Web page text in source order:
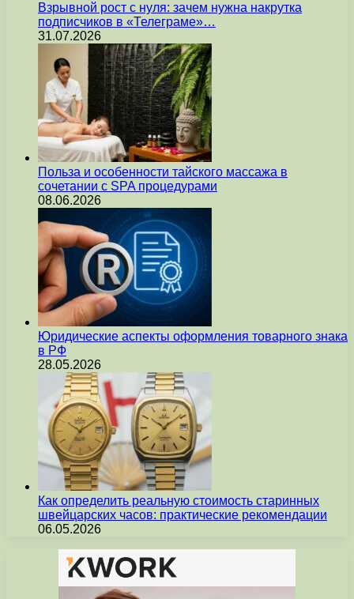
Взрывной рост с нуля: зачем нужна накрутка
подписчиков в «Телеграме»…
31.07.2026
Польза и особенности тайского массажа в
сочетании с SPA процедурами
08.06.2026
Юридические аспекты оформления товарного знака
в РФ
28.05.2026
Как определить реальную стоимость старинных
швейцарских часов: практические рекомендации
06.05.2026